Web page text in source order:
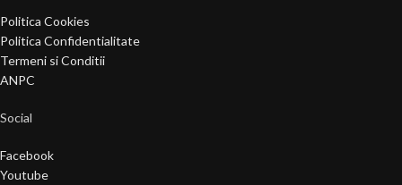
Politica Cookies
Politica Confidentialitate
Termeni si Conditii
ANPC
Social
Facebook
Youtube